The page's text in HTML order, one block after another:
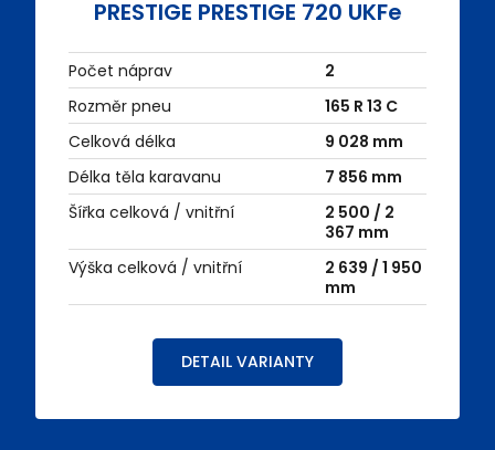
PRESTIGE PRESTIGE 720 UKFe
Počet náprav
2
Rozměr pneu
165 R 13 C
Celková délka
9 028 mm
Délka těla karavanu
7 856 mm
Šířka celková / vnitřní
2 500 / 2
367 mm
Výška celková / vnitřní
2 639 / 1 950
mm
DETAIL VARIANTY